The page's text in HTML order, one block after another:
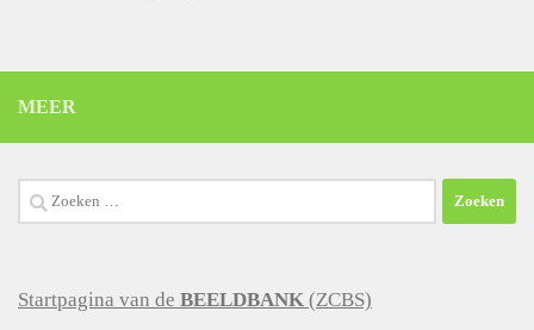
MEER
Zoeken
naar:
Startpagina van de BEELDBANK (ZCBS)